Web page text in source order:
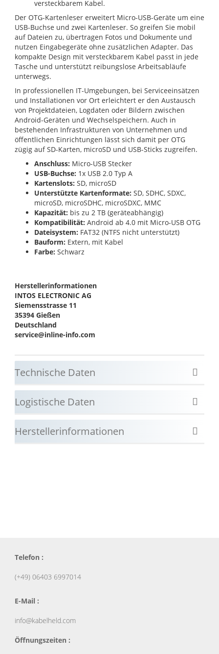
versteckbarem Kabel.
Der OTG-Kartenleser erweitert Micro-USB-Geräte um eine
USB-Buchse und zwei Kartenleser. So greifen Sie mobil
auf Dateien zu, übertragen Fotos und Dokumente und
nutzen Eingabegeräte ohne zusätzlichen Adapter. Das
kompakte Design mit versteckbarem Kabel passt in jede
Tasche und unterstützt reibungslose Arbeitsabläufe
unterwegs.
In professionellen IT-Umgebungen, bei Serviceeinsätzen
und Installationen vor Ort erleichtert er den Austausch
von Projektdateien, Logdaten oder Bildern zwischen
Android-Geräten und Wechselspeichern. Auch in
bestehenden Infrastrukturen von Unternehmen und
öffentlichen Einrichtungen lässt sich damit per OTG
zügig auf SD-Karten, microSD und USB-Sticks zugreifen.
Anschluss: Micro-USB Stecker
USB-Buchse: 1x USB 2.0 Typ A
Kartenslots: SD, microSD
Unterstützte Kartenformate: SD, SDHC, SDXC,
microSD, microSDHC, microSDXC, MMC
Kapazität: bis zu 2 TB (geräteabhängig)
Kompatibilität: Android ab 4.0 mit Micro-USB OTG
Dateisystem: FAT32 (NTFS nicht unterstützt)
Bauform: Extern, mit Kabel
Farbe: Schwarz
Herstellerinformationen
INTOS ELECTRONIC AG
Siemensstrasse 11
35394 Gießen
Deutschland
service@inline-info.com
Technische Daten
Logistische Daten
Herstellerinformationen
Telefon :
(+49) 06403 6997014
E-Mail :
info@kabelheld.com
Öffnungszeiten :